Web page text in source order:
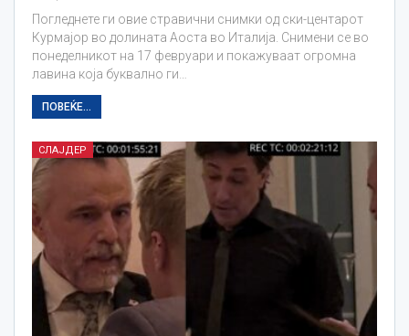
Погледнете ги овие стравични снимки од ски-центарот
Курмајор во долината Аоста во Италија. Снимени се во
понеделникот на 17 февруари и покажуваат огромна
лавина која буквално ги…
ПОВЕЌЕ...
СЛАЈДЕР